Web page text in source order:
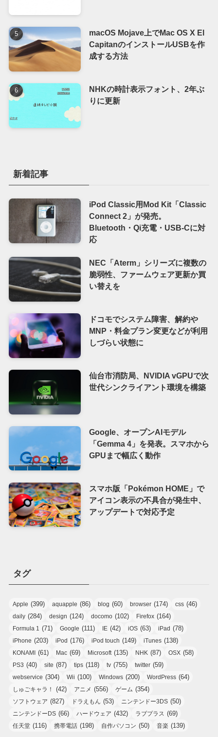
macOS Mojave上でMac OS X El
CapitanのインストールUSBを作
成する方法
NHKの時計表示フォント、2年ぶ
りに更新
新着記事
iPod Classic用Mod Kit「Classic
Connect 2」が発売。
Bluetooth・Qi充電・USB-Cに対
応
NEC「Aterm」シリーズに複数の
脆弱性、ファームウェア更新か買
い替えを
ドコモでシステム障害、解約や
MNP・料金プラン変更などが利用
しづらい状態に
仙台市消防局、NVIDIA vGPUで次
世代シンクライアント環境を構築
Google、オープンAIモデル
「Gemma 4」を発表。スマホから
GPUまで幅広く動作
スマホ版「Pokémon HOME」で
アイコン表示の不具合が発生中、
アップデートで対応予定
タグ
Apple (399) aquapple (86) blog (60) browser (174) css (46)
daily (284) design (124) docomo (102) Firefox (164)
Formula 1 (71) Google (111) IE (42) iOS (63) iPad (78)
iPhone (203) iPod (176) iPod touch (149) iTunes (138)
KONAMI (61) Mac (69) Microsoft (135) NHK (87) OSX (58)
PS3 (40) site (87) tips (118) tv (755) twitter (59)
webservice (304) Wii (100) Windows (200) WordPress (64)
しゅごキャラ！ (42) アニメ (556) ゲーム (354)
ソフトウェア (827) ドラえもん (53) ニンテンドー3DS (50)
ニンテンドーDS (66) ハードウェア (432) ラブプラス (69)
任天堂 (116) 携帯電話 (198) 自作パソコン (50) 音楽 (139)